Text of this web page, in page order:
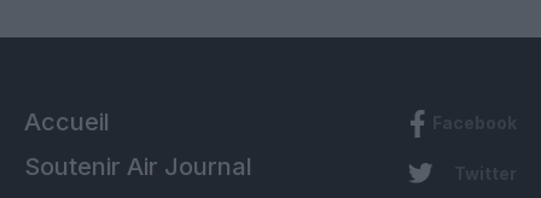
Accueil
Soutenir Air Journal